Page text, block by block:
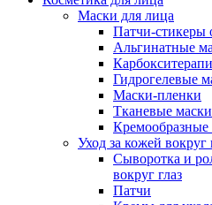
Маски для лица
Патчи-стикеры
Альгинатные
Гидрогелевые
Маски-пленки
Тканевые маски
Кремообразные
Уход за кожей вокруг
Сыворотка и
вокруг глаз
Патчи